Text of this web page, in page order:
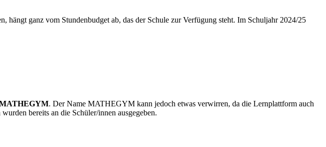
ganz vom Stundenbudget ab, das der Schule zur Verfügung steht. Im Schuljahr 2024/25
. Der Name MATHEGYM kann jedoch etwas verwirren, da die Lernplattform auch
bereits an die Schüler/innen ausgegeben.